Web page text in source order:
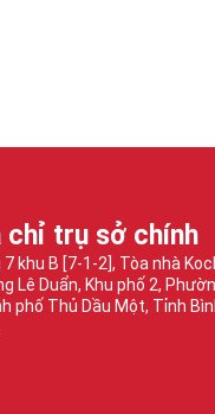
chỉ trụ sở chính
7 khu B [7-1-2], Tòa nhà
Lê Duẩn, Khu phố 2,
phố Thủ Dầu Một, Tỉnh